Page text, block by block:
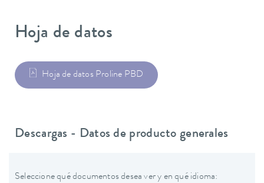
Hoja de datos
Hoja de datos Proline PBD
Descargas - Datos de producto generales
Seleccione qué documentos desea ver y en qué idioma: